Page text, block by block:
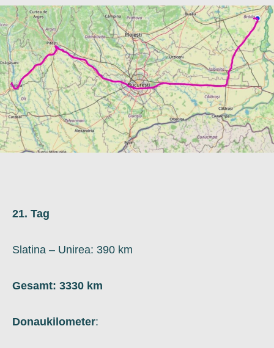
21. Tag
Slatina – Unirea: 390 km
Gesamt: 3330 km
Donaukilometer: